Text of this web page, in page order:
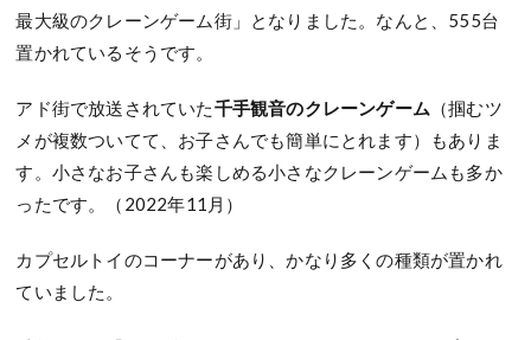
最大級のクレーンゲーム街」となりました。なんと、555台
置かれているそうです。
アド街で放送されていた千手観音のクレーンゲーム （掴むツ
メが複数ついてて、お子さんでも簡単にとれます）もありま
す。小さなお子さんも楽しめる小さなクレーンゲームも多か
ったです。（2022年11月）
カプセルトイのコーナーがあり、かなり多くの種類が置かれ
ていました。